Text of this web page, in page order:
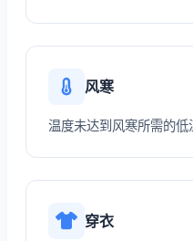
风寒
温度未达到风寒所需的低
穿衣